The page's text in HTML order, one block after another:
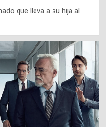
que lleva a su hija al